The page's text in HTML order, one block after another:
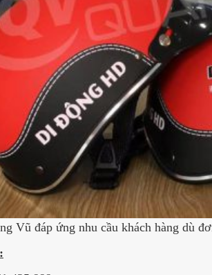
Vũ đáp ứng nhu cầu khách hàng dù